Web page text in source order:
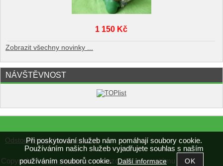
1 150 Kč
Zobrazit všechny novinky ...
NÁVŠTĚVNOST
Odstoupení od kupní smlouvy
Copyright ©multi-shopik.cz,provozováno na systému
tvorba
Při poskytování služeb nám pomáhají soubory cookie.
Používáním našich služeb vyjadřujete souhlas s naším
používáním souborů cookie.Další informace